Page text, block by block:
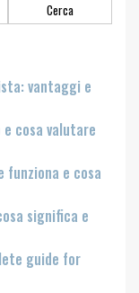
vantaggi e
e cosa valutare
funziona e cosa
significa e
guide for